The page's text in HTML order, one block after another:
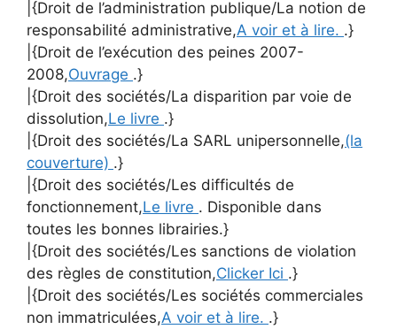
|{Droit de l’administration publique/La notion de
responsabilité administrative,A voir et à lire. .}
|{Droit de l’exécution des peines 2007-
2008,Ouvrage .}
|{Droit des sociétés/La disparition par voie de
dissolution,Le livre .}
|{Droit des sociétés/La SARL unipersonnelle,(la
couverture) .}
|{Droit des sociétés/Les difficultés de
fonctionnement,Le livre . Disponible dans
toutes les bonnes librairies.}
|{Droit des sociétés/Les sanctions de violation
des règles de constitution,Clicker Ici .}
|{Droit des sociétés/Les sociétés commerciales
non immatriculées,A voir et à lire. .}